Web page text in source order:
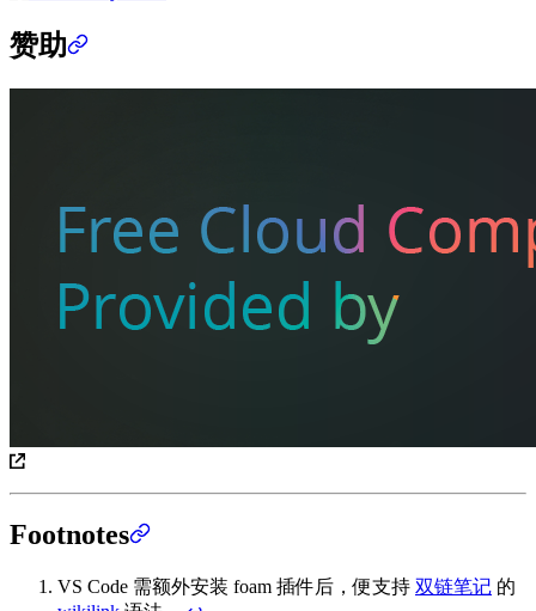
赞助
Footnotes
VS Code 需额外安装 foam 插件后，便支持 双链笔记 的